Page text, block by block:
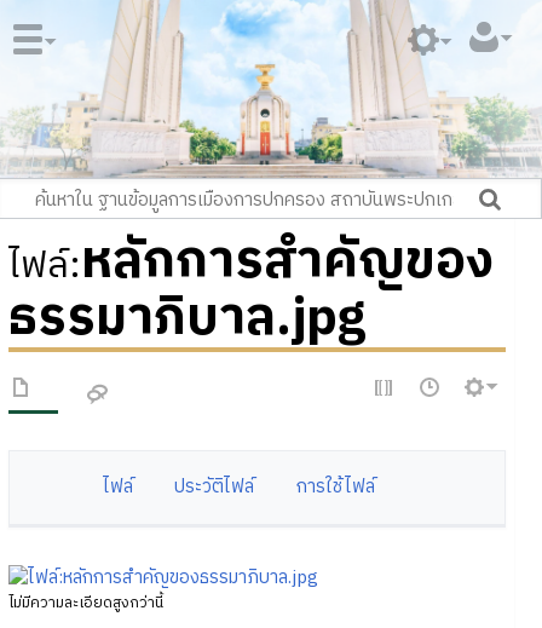
ไฟล์:หลักการสำคัญของ
ธรรมาภิบาล.jpg
ไฟล์ ประวัติไฟล์ การใช้ไฟล์
ไม่มีความละเอียดสูงกว่านี้